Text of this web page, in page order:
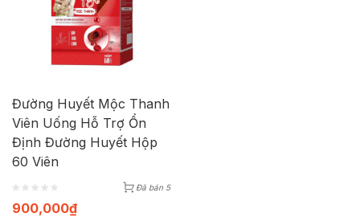
Đường Huyết Mộc Thanh
Viên Uống Hỗ Trợ Ổn
Định Đường Huyết Hộp
60 Viên
Đã bán 5
900,000₫